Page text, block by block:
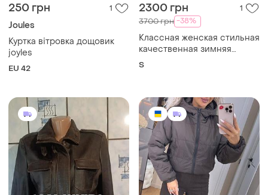
250 грн 1
Joules
Куртка вітровка дощовик
joyles
EU 42
2300 грн 1
3700 грн -38%
Классная женская стильная
качественная зимняя
теплая куртка парка
S